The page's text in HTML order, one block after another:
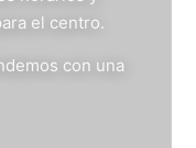
el centro.
con una